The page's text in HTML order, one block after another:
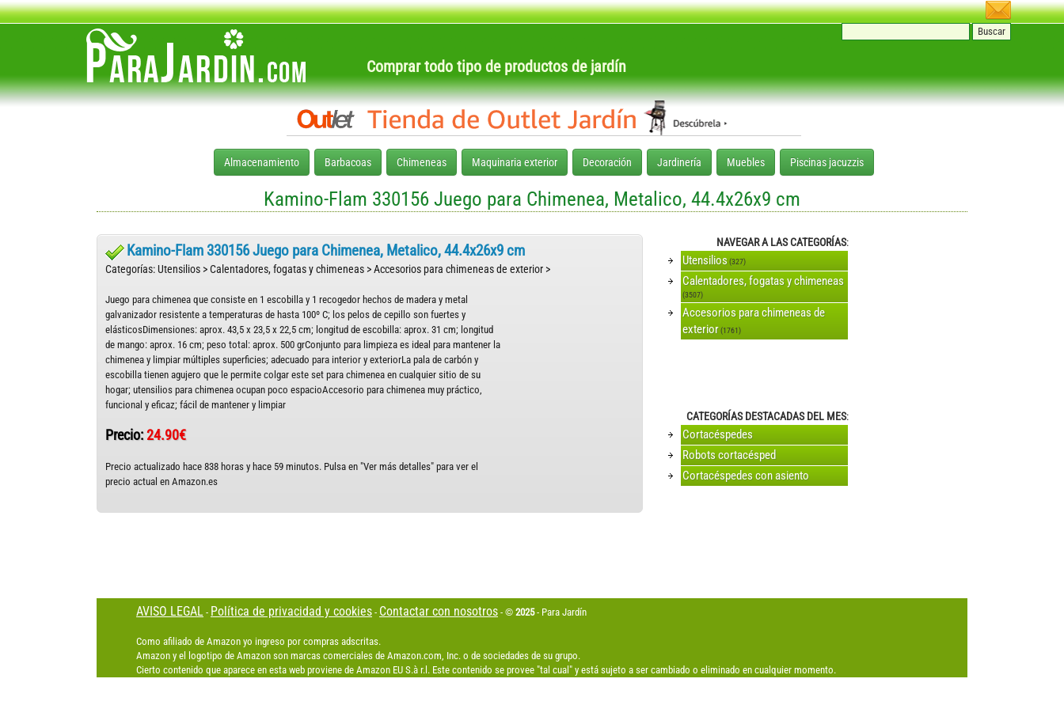
Comprar todo tipo de productos de jardín
Almacenamiento Barbacoas Chimeneas Maquinaria exterior Decoración Jardinería Muebles Piscinas jacuzzis
Kamino-Flam 330156 Juego para Chimenea, Metalico, 44.4x26x9 cm
Kamino-Flam 330156 Juego para Chimenea, Metalico, 44.4x26x9 cm
Categorías: Utensilios > Calentadores, fogatas y chimeneas > Accesorios para chimeneas de exterior >
Juego para chimenea que consiste en 1 escobilla y 1 recogedor hechos de madera y metal
galvanizador resistente a temperaturas de hasta 100º C; los pelos de cepillo son fuertes y
elásticosDimensiones: aprox. 43,5 x 23,5 x 22,5 cm; longitud de escobilla: aprox. 31 cm; longitud
de mango: aprox. 16 cm; peso total: aprox. 500 grConjunto para limpieza es ideal para mantener la
chimenea y limpiar múltiples superficies; adecuado para interior y exteriorLa pala de carbón y
escobilla tienen agujero que le permite colgar este set para chimenea en cualquier sitio de su
hogar; utensilios para chimenea ocupan poco espacioAccesorio para chimenea muy práctico,
funcional y eficaz; fácil de mantener y limpiar
Precio:24.90€
Precio actualizado hace 838 horas y hace 59 minutos. Pulsa en "Ver más detalles" para ver el
precio actual en Amazon.es
NAVEGAR A LAS CATEGORÍAS:
Utensilios(327)
Calentadores, fogatas y chimeneas
(3507)
Accesorios para chimeneas de
exterior(1761)
CATEGORÍAS DESTACADAS DEL MES:
Cortacéspedes
Robots cortacésped
Cortacéspedes con asiento
AVISO LEGAL - Política de privacidad y cookies - Contactar con nosotros - © 2025- Para Jardín
Como afiliado de Amazon yo ingreso por compras adscritas.
Amazon y el logotipo de Amazon son marcas comerciales de Amazon.com, Inc. o de sociedades de su grupo.
Cierto contenido que aparece en esta web proviene de Amazon EU S.à r.l. Este contenido se provee "tal cual" y está sujeto a ser cambiado o eliminado en cualquier momento.